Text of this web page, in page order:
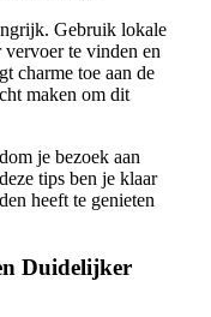
Gebruik lokale
te vinden en
charme toe aan de
maken om dit
je bezoek aan
tips ben je klaar
heeft te genieten
Duidelijker